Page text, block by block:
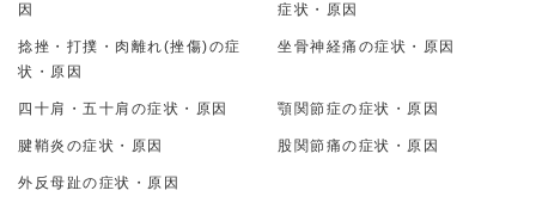
因
症状・原因
捻挫・打撲・肉離れ(挫傷)の症
状・原因
坐骨神経痛の症状・原因
四十肩・五十肩の症状・原因 顎関節症の症状・原因
腱鞘炎の症状・原因 股関節痛の症状・原因
外反母趾の症状・原因